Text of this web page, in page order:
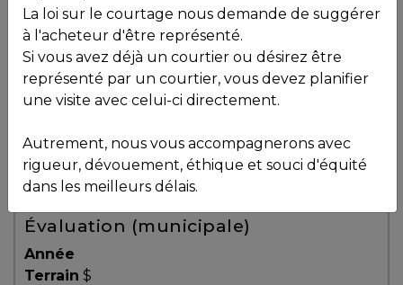
VOS
COURTIERS
Équipe
Partenaires
Témoignages
Blogue
VenduJ0T 1L0
Voir plus de photos
Évaluation (municipale)
Année
Terrain $
La loi sur le courtage nous demande de suggérer
à l'acheteur d'être représenté.
Si vous avez déjà un courtier ou désirez être
représenté par un courtier, vous devez planifier
une visite avec celui-ci directement.
Autrement, nous vous accompagnerons avec
rigueur, dévouement, éthique et souci d'équité
dans les meilleurs délais.